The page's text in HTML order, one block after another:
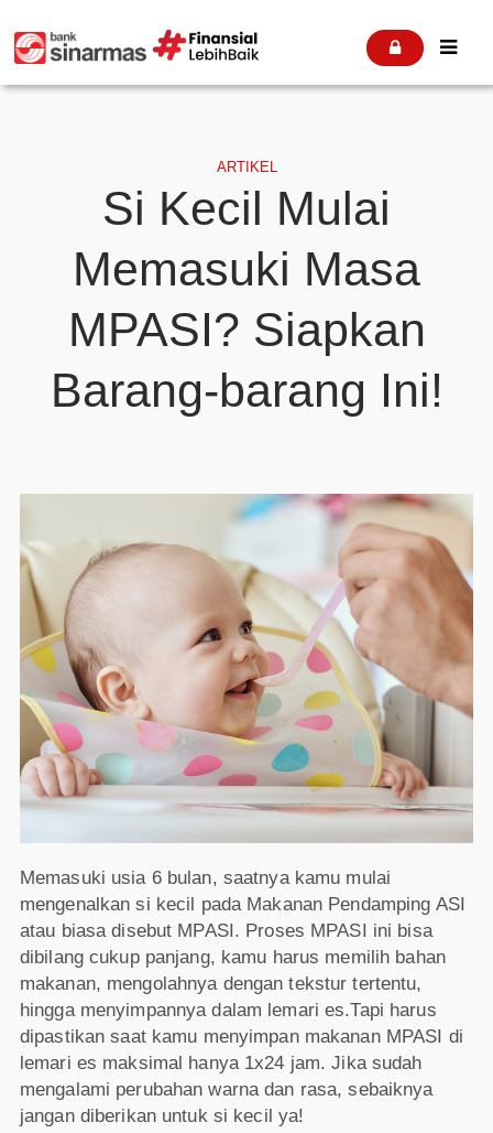
 
ARTIKEL
Si Kecil Mulai
Memasuki Masa
MPASI? Siapkan
Barang-barang Ini!
Memasuki usia 6 bulan, saatnya kamu mulai
mengenalkan si kecil pada Makanan Pendamping ASI
atau biasa disebut MPASI. Proses MPASI ini bisa
dibilang cukup panjang, kamu harus memilih bahan
makanan, mengolahnya dengan tekstur tertentu,
hingga menyimpannya dalam lemari es.Tapi harus
dipastikan saat kamu menyimpan makanan MPASI di
lemari es maksimal hanya 1x24 jam. Jika sudah
mengalami perubahan warna dan rasa, sebaiknya
jangan diberikan untuk si kecil ya!